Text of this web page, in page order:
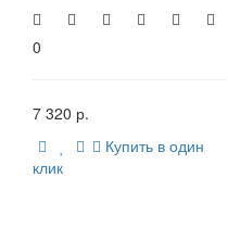
0
7 320 р.
Купить в один
клик